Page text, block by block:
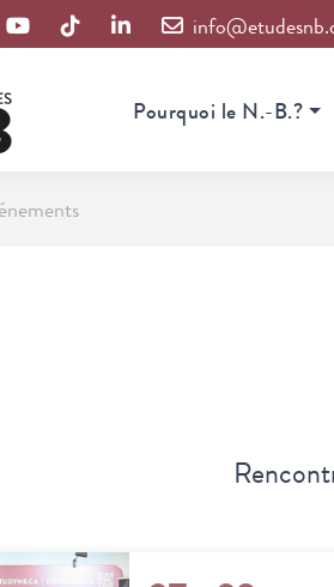
Pourquoi le N.-B.?